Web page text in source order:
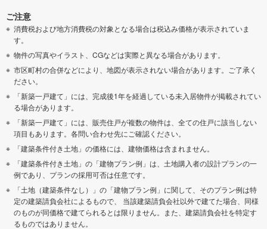
ご注意
消費税および地方消費税の対象となる場合は税込み価格が表示されていま
す。
物件の写真やイラスト、CGなどは実際と異なる場合があります。
市区町村の合併などにより、地図が表示されない場合があります。ご了承く
ださい。
「新築一戸建て」には、完成後1年を経過している未入居物件が掲載されてい
る場合があります。
「新築一戸建て」には、販売住戸が複数の物件は、全ての住戸に該当しない
項目もあります。各問い合わせ先にご確認ください。
「建築条件付き土地」の価格には、建物価格は含まれません。
「建築条件付き土地」の「建物プラン例」は、土地購入者の設計プランの一
例であり、プランの採用可否は任意です。
「土地（建築条件なし）」の「建物プラン例」に関して、そのプラン例は特
定の建築請負会社によるもので、 当該建築請負会社以外で建てた場合、同様
のものが同価格で建てられるとは限りません。また、建築請負会社を特定す
るものではありません。